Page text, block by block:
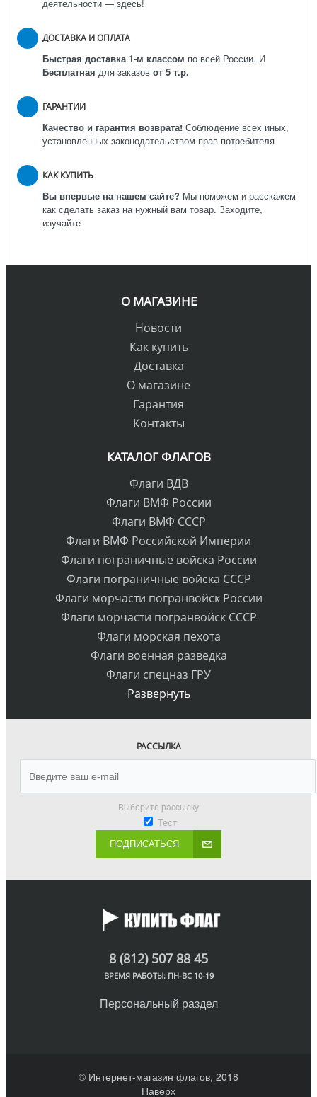
деятельности — здесь!
ДОСТАВКА И ОПЛАТА
Быстрая доставка 1-м классом по всей России. И
Бесплатная для заказов от 5 т.р.
ГАРАНТИИ
Качество и гарантия возврата! Соблюдение всех иных,
установленных законодательством прав потребителя
КАК КУПИТЬ
Вы впервые на нашем сайте? Мы поможем и расскажем
как сделать заказ на нужный вам товар. Заходите,
изучайте
О МАГАЗИНЕ
Новости
Как купить
Доставка
О магазине
Гарантия
Контакты
КАТАЛОГ ФЛАГОВ
Флаги ВДВ
Флаги ВМФ России
Флаги ВМФ СССР
Флаги ВМФ Российской Империи
Флаги пограничные войска России
Флаги пограничные войска СССР
Флаги морчасти погранвойск России
Флаги морчасти погранвойск СССР
Флаги морская пехота
Флаги военная разведка
Флаги спецназ ГРУ
Развернуть
РАССЫЛКА
Выберите рассылку
Тест
ПОДПИСАТЬСЯ
8 (812) 507 88 45
ВРЕМЯ РАБОТЫ: ПН-ВС 10-19
Персональный раздел
© Интернет-магазин флагов, 2018
Наверх